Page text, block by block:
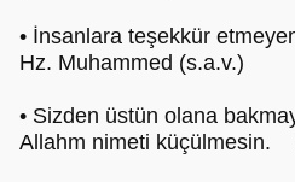
• İnsanlara teşekkür
Hz. Muhammed (s.a.v.)
• Sizden üstün olana
Allahm nimeti küçülmesin.